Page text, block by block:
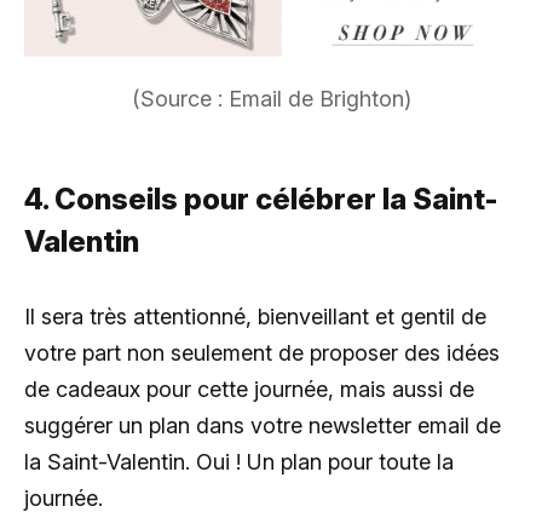
(Source : Email de Brighton)
4. Conseils pour célébrer la Saint-
Valentin
Il sera très attentionné, bienveillant et gentil de
votre part non seulement de proposer des idées
de cadeaux pour cette journée, mais aussi de
suggérer un plan dans votre newsletter email de
la Saint-Valentin. Oui ! Un plan pour toute la
journée.